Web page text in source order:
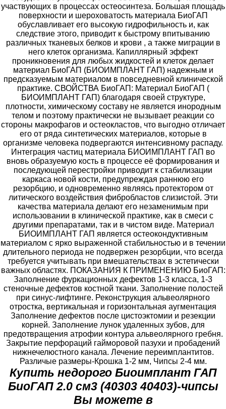
участвующих в процессах остеосинтеза. Большая площадь
поверхности и шероховатость материала БиоГАП
обуславливает его высокую гидрофильность и, как
следствие этого, приводит к быстрому впитыванию
различных тканевых белков и крови , а также миграции в
него клеток организма. Капиллярный эффект
проникновения для любых жидкостей и клеток делает
материал БиоГАП (БИОИМПЛАНТ ГАП) надежным и
предсказуемым материалом в повседневной клинической
практике. СВОЙСТВА БиоГАП: Материал БиоГАП (
БИОИМПЛАНТ ГАП) благодаря своей структуре,
плотности, химическому составу не является инородным
телом и поэтому практически не вызывает реакции со
стороны макрофагов и остеокластов, что выгодно отличает
его от ряда синтетических материалов, которые в
организме человека подвергаются интенсивному распаду.
Интеграция частиц материала БИОИМПЛАНТ ГАП во
вновь образуемую кость в процессе её формирования и
последующей перестройки приводит к стабилизации
каркаса новой кости, предупреждая раннюю его
резорбцию, и одновременно являясь протектором от
литического воздействия фибробластов слизистой. Эти
качества материала делают его незаменимым при
использовании в клинической практике, как в смеси с
другими препаратами, так и в чистом виде. Материал
БИОИМПЛАНТ ГАП является остеокондуктивным
материалом с ярко выраженной стабильностью и в течении
длительного периода не подвержен резорбции, что всегда
требуется учитывать при вмешательствах в эстетически
важных областях. ПОКАЗАНИЯ К ПРИМЕНЕНИЮ БиоГАП:
Заполнение фуркационных дефектов 1-3 класса, 1-3
стеночные дефектов костной ткани. Заполнение полостей
при синус-лифтинге. Реконструкция альвеолярного
отростка, вертикальная и горизонтальная аугментация
Заполнение дефектов после цистоэктомии и резекции
корней. Заполнение лунок удаленных зубов, для
предотвращения атрофии контура альвеолярного гребня.
Закрытие перфораций гайморовой пазухи и пробадений
нижнечелюстного канала. Лечение переимплантитов.
Различые размеры-Крошка 1-2 мм, Чипсы 2-4 мм.
Купить недорого Биоимплант ГАП
БиоГАП 2.0 см3 (40303 40403)-чипсы
Вы можете в